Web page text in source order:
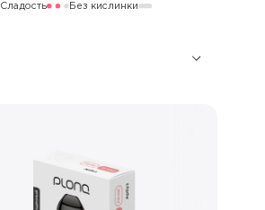
Сладость Без кислинки